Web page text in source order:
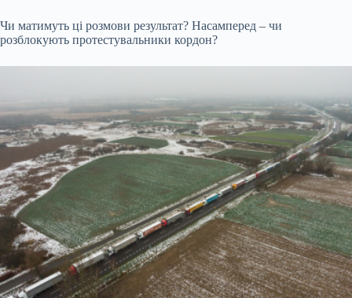
Чи матимуть ці розмови результат? Насамперед – чи
розблокують протестувальники кордон?